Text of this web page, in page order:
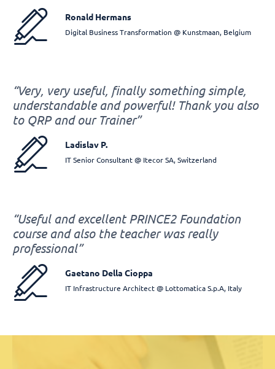
Ronald Hermans
Digital Business Transformation @ Kunstmaan, Belgium
“Very, very useful, finally something simple,
understandable and powerful! Thank you also
to QRP and our Trainer”
Ladislav P.
IT Senior Consultant @ Itecor SA, Switzerland
“Useful and excellent PRINCE2 Foundation
course and also the teacher was really
professional”
Gaetano Della Cioppa
IT Infrastructure Architect @ Lottomatica S.p.A, Italy